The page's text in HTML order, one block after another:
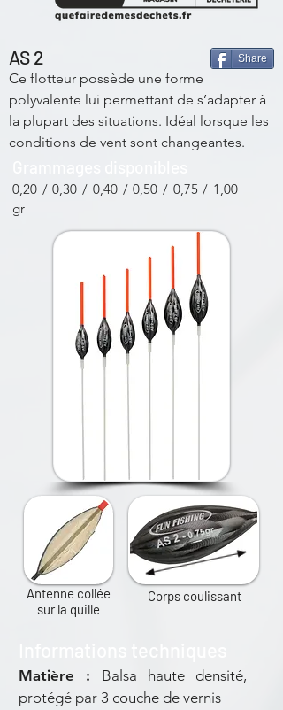
AS 2
Ce flotteur possède une forme
polyvalente lui permettant de s’adapter à
la plupart des situations. Idéal lorsque les
conditions de vent sont changeantes.
Share
0,20 / 0,30 / 0,40 / 0,50 / 0,75 / 1,00
gr
Antenne collée
sur la quille
Corps coulissant
Matière : Balsa haute densité,
protégé par 3 couche de vernis